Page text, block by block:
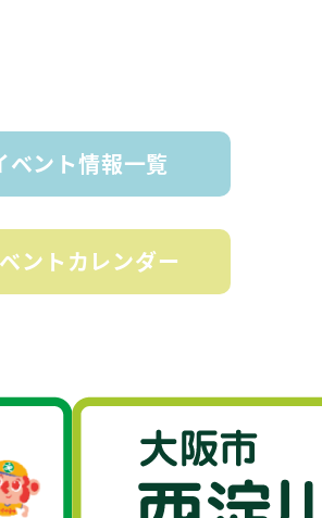
ベント情報一覧
ントカレンダー